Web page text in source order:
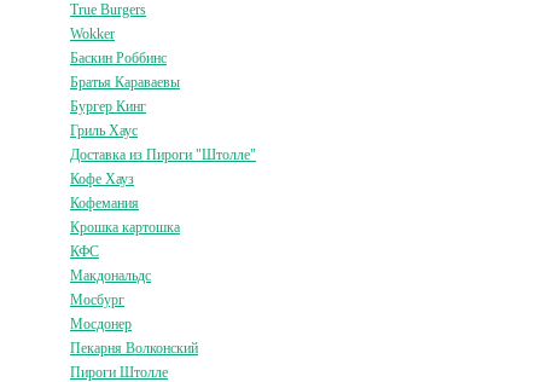
True Burgers
Wokker
Баскин Роббинс
Братья Караваевы
Бургер Кинг
Гриль Хаус
Доставка из Пироги "Штолле"
Кофе Хауз
Кофемания
Крошка картошка
КФС
Макдональдс
Мосбург
Мосдонер
Пекарня Волконский
Пироги Штолле